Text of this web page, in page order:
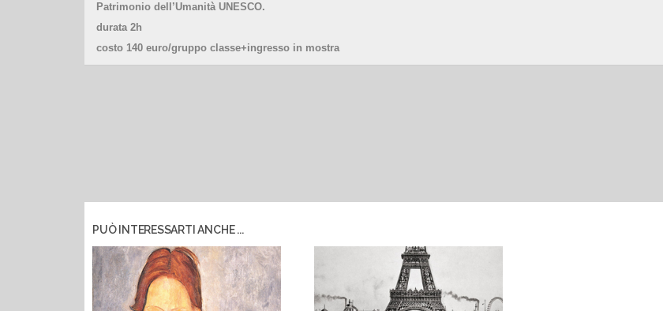
Patrimonio dell’Umanità UNESCO.
durata 2h
costo 140 euro/gruppo classe+ingresso in mostra
PUÒ INTERESSARTI ANCHE ...